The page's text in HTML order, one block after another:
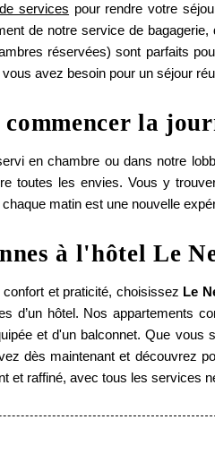
de services pour rendre votre
de notre service de
réservées) sont parfaits
avez besoin pour un séjour
la
en chambre ou dans notre
toutes les envies. Vous y
chaque matin est une nouvelle
à l'hôtel Le
confort et praticité, choisissez Le
d’un hôtel. Nos appartements
et d'un balconnet. Que
dès maintenant et découvrez
et raffiné, avec tous les services